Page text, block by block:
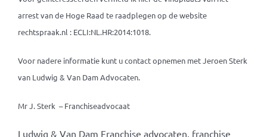
arrest van de Hoge Raad te raadplegen op de website
rechtspraak.nl : ECLI:NL.HR:2014:1018.
Voor nadere informatie kunt u contact opnemen met Jeroen Sterk
van Ludwig & Van Dam Advocaten.
Mr J. Sterk – Franchiseadvocaat
Ludwig & Van Dam Franchise advocaten, franchise